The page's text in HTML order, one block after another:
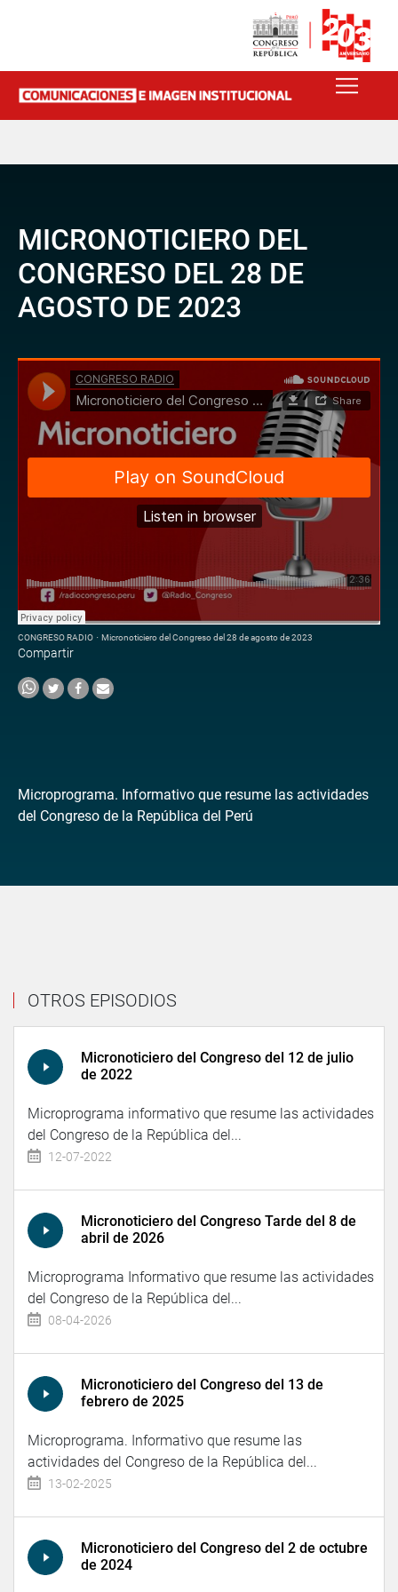
MICRONOTICIERO DEL
CONGRESO DEL 28 DE
AGOSTO DE 2023
CONGRESO RADIO · Micronoticiero del Congreso del 28 de agosto de 2023
Compartir
Microprograma. Informativo que resume las actividades
del Congreso de la República del Perú
OTROS EPISODIOS
Micronoticiero del Congreso del 12 de julio
de 2022
Microprograma informativo que resume las actividades
del Congreso de la República del...
12-07-2022
Micronoticiero del Congreso Tarde del 8 de
abril de 2026
Microprograma Informativo que resume las actividades
del Congreso de la República del...
08-04-2026
Micronoticiero del Congreso del 13 de
febrero de 2025
Microprograma. Informativo que resume las
actividades del Congreso de la República del...
13-02-2025
Micronoticiero del Congreso del 2 de octubre
de 2024